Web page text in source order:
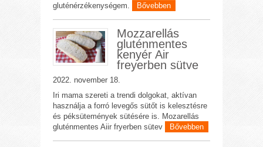
gluténérzékenységem.
Bővebben
Mozzarellás
gluténmentes
kenyér Air
freyerben sütve
2022. november 18.
Iri mama szereti a trendi dolgokat, aktívan
használja a forró levegős sütőt is kelesztésre
és péksütemények sütésére is. Mozarellás
gluténmentes Aiir fryerben sütev
Bővebben